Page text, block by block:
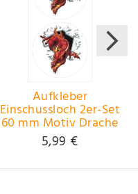
Aufkleber
Einschussloch 2er-Set
60 mm Motiv Drache
~~~~~ schneller
Versand innerhalb 24
5,99 €